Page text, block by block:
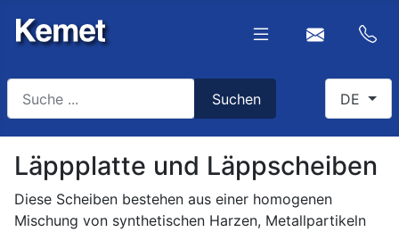
Suchen DE
Läppplatte und Läppscheiben
Diese Scheiben bestehen aus einer homogenen
Mischung von synthetischen Harzen, Metallpartikeln